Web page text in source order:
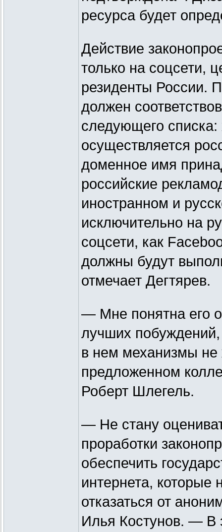
ресурса будет
Действие
только на соцсети,
резиденты России.
должен
следующего списка:
осуществляется
доменное имя
российские
иностранном и
исключительно на
соцсети, как
должны будут
отмечает Дегтярев.
— Мне понятна его
лучших
в нем механизмы
предложенном
Роберт Шлегель.
— Не стану
проработки
обеспечить
интернета, которые
отказаться от
Илья Костунов. — В